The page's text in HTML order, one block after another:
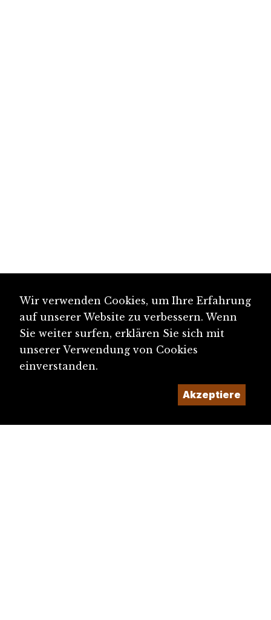
Wir verwenden Cookies, um Ihre Erfahrung
auf unserer Website zu verbessern. Wenn
Sie weiter surfen, erklären Sie sich mit
unserer Verwendung von Cookies
einverstanden.
Akzeptiere